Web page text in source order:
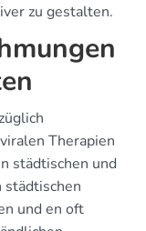
zu gestalten.
Therapien
städtischen und
städtischen
und en oft